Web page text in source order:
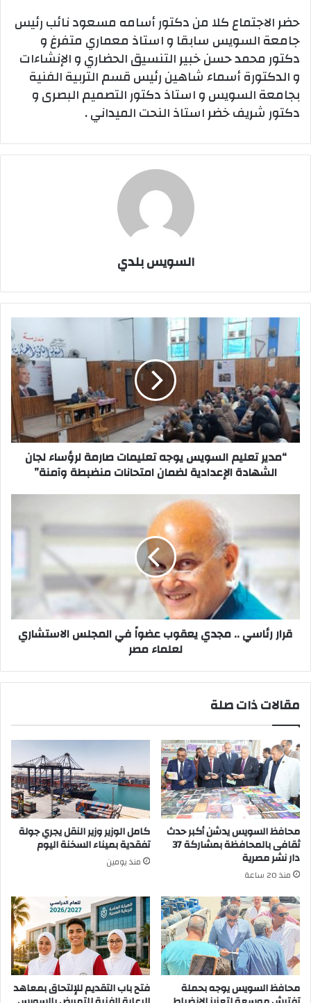
حضر الاجتماع كلا من دكتور أسامه مسعود نائب رئيس
جامعة السويس سابقا و استاذ معماري متفرغ و
دكتور محمد حسن خبير التنسيق الحضاري و الإنشاءات
و الدكتورة أسماء شاهين رئيس قسم التربية الفنية
بجامعة السويس و استاذ دكتور التصميم البصرى و
دكتور شريف خضر استاذ النحت الميداني .
السويس بلدي
“مدير
تعليم
السويس
يوجه
تعليمات
صارمة
لرؤساء
لجان
الشهادة
الإعدادية
منضبطة
“مدير تعليم السويس يوجه تعليمات صارمة لرؤساء لجان
الشهادة الإعدادية لضمان امتحانات منضبطة وآمنة”
..
مجدي
عضواً
في
المجلس
الاستشاري
لعلماء
قرار رئاسي .. مجدي يعقوب عضواً في المجلس الاستشاري
لعلماء مصر
مقالات ذات صلة
محافظ السويس يدشن أكبر حدث
ثقافى بالمحافظة بمشاركة 37
دار نشر مصرية
منذ 20 ساعة
كامل الوزير وزير النقل يجري جولة
تفقدية بميناء السخنة اليوم
منذ يومين
محافظ السويس يوجه بحملة فتح باب التقديم للإلتحاق بمعاهد